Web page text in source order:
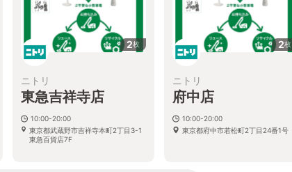
2枚
ニトリ
東急吉祥寺店
10:00-20:00
東京都武蔵野市吉祥寺本町2丁目3-1
東急百貨店7F
2枚
ニトリ
府中店
10:00-20:00
東京都府中市若松町2丁目24番1号